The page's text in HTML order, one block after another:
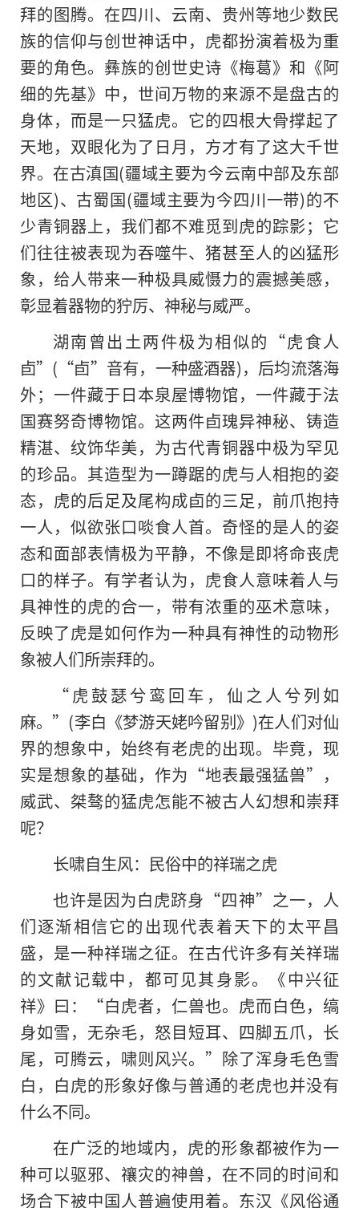
拜的图腾。在四川、云南、贵州等地少数民
族的信仰与创世神话中，虎都扮演着极为重
要的角色。彝族的创世史诗《梅葛》和《阿
细的先基》中，世间万物的来源不是盘古的
身体，而是一只猛虎。它的四根大骨撑起了
天地，双眼化为了日月，方才有了这大千世
界。在古滇国(疆域主要为今云南中部及东部
地区)、古蜀国(疆域主要为今四川一带)的不
少青铜器上，我们都不难觅到虎的踪影；它
们往往被表现为吞噬牛、猪甚至人的凶猛形
象，给人带来一种极具威慑力的震撼美感，
彰显着器物的狞厉、神秘与威严。
湖南曾出土两件极为相似的“虎食人
卣”(“卣”音有，一种盛酒器)，后均流落海
外；一件藏于日本泉屋博物馆，一件藏于法
国赛努奇博物馆。这两件卣瑰异神秘、铸造
精湛、纹饰华美，为古代青铜器中极为罕见
的珍品。其造型为一蹲踞的虎与人相抱的姿
态，虎的后足及尾构成卣的三足，前爪抱持
一人，似欲张口啖食人首。奇怪的是人的姿
态和面部表情极为平静，不像是即将命丧虎
口的样子。有学者认为，虎食人意味着人与
具神性的虎的合一，带有浓重的巫术意味，
反映了虎是如何作为一种具有神性的动物形
象被人们所崇拜的。
“虎鼓瑟兮鸾回车，仙之人兮列如
麻。”(李白《梦游天姥吟留别》)在人们对仙
界的想象中，始终有老虎的出现。毕竟，现
实是想象的基础，作为“地表最强猛兽”，
威武、桀骜的猛虎怎能不被古人幻想和崇拜
呢？
长啸自生风：民俗中的祥瑞之虎
也许是因为白虎跻身“四神”之一，人
们逐渐相信它的出现代表着天下的太平昌
盛，是一种祥瑞之征。在古代许多有关祥瑞
的文献记载中，都可见其身影。《中兴征
祥》曰：“白虎者，仁兽也。虎而白色，缟
身如雪，无杂毛，怒目短耳、四脚五爪，长
尾，可腾云，啸则风兴。”除了浑身毛色雪
白，白虎的形象好像与普通的老虎也并没有
什么不同。
在广泛的地域内，虎的形象都被作为一
种可以驱邪、禳灾的神兽，在不同的时间和
场合下被中国人普遍使用着。东汉《风俗通